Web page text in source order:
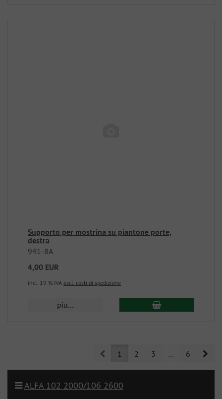
Supporto per mostrina su piantone porte,
destra
941-8A
4,00 EUR
incl. 19 % IVA escl. costi di spedizione
piu...
Prev1 2 3 ... 6
ALFA 102 2000/106 2600